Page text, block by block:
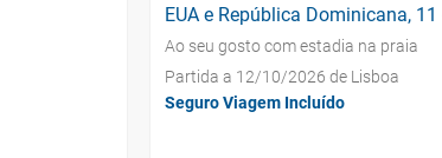
EUA e República Dominicana,
Ao seu gosto com estadia na praia
Partida a 12/10/2026 de Lisboa
Seguro Viagem Incluído